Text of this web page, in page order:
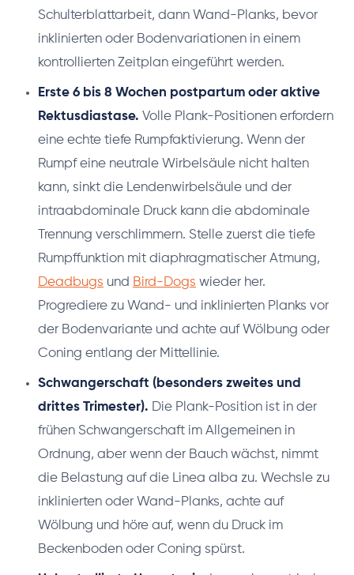
Schulterblattarbeit, dann Wand-Planks, bevor
inklinierten oder Bodenvariationen in einem
kontrollierten Zeitplan eingeführt werden.
Erste 6 bis 8 Wochen postpartum oder aktive
Rektusdiastase. Volle Plank-Positionen erfordern
eine echte tiefe Rumpfaktivierung. Wenn der
Rumpf eine neutrale Wirbelsäule nicht halten
kann, sinkt die Lendenwirbelsäule und der
intraabdominale Druck kann die abdominale
Trennung verschlimmern. Stelle zuerst die tiefe
Rumpffunktion mit diaphragmatischer Atmung,
Deadbugs und Bird-Dogs wieder her.
Progrediere zu Wand- und inklinierten Planks vor
der Bodenvariante und achte auf Wölbung oder
Coning entlang der Mittellinie.
Schwangerschaft (besonders zweites und
drittes Trimester). Die Plank-Position ist in der
frühen Schwangerschaft im Allgemeinen in
Ordnung, aber wenn der Bauch wächst, nimmt
die Belastung auf die Linea alba zu. Wechsle zu
inklinierten oder Wand-Planks, achte auf
Wölbung und höre auf, wenn du Druck im
Beckenboden oder Coning spürst.